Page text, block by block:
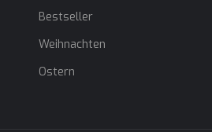
Bestseller
Weihnachten
Ostern